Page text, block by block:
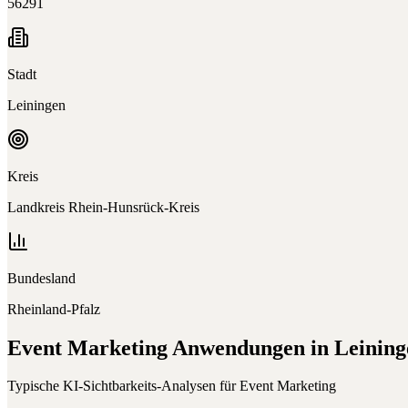
Stadt
Leiningen
Kreis
Landkreis Rhein-Hunsrück-Kreis
Bundesland
Rheinland-Pfalz
Event Marketing Anwendungen in
Typische KI-Sichtbarkeits-Analysen fürEvent Marketing